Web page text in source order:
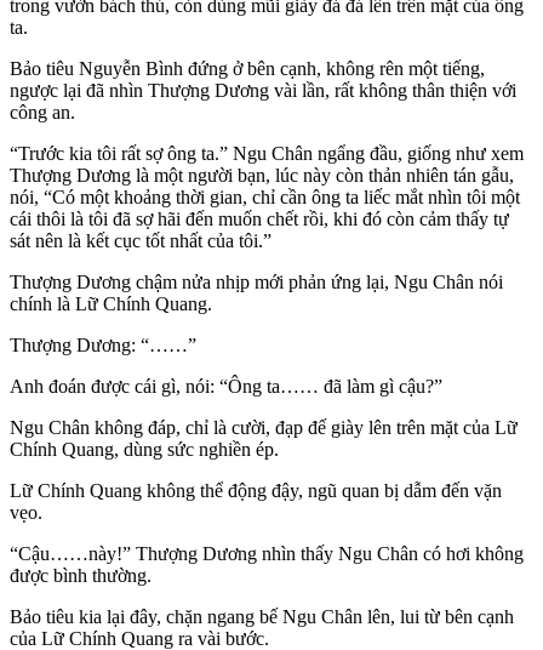
trong vườn bách thú, còn dùng mũi giày đá đá lên trên mặt của ông
ta.
Bảo tiêu Nguyễn Bình đứng ở bên cạnh, không rên một tiếng,
ngược lại đã nhìn Thượng Dương vài lần, rất không thân thiện với
công an.
“Trước kia tôi rất sợ ông ta.” Ngu Chân ngẩng đầu, giống như xem
Thượng Dương là một người bạn, lúc này còn thản nhiên tán gẫu,
nói, “Có một khoảng thời gian, chỉ cần ông ta liếc mắt nhìn tôi một
cái thôi là tôi đã sợ hãi đến muốn chết rồi, khi đó còn cảm thấy tự
sát nên là kết cục tốt nhất của tôi.”
Thượng Dương chậm nửa nhịp mới phản ứng lại, Ngu Chân nói
chính là Lữ Chính Quang.
Thượng Dương: “……”
Anh đoán được cái gì, nói: “Ông ta…… đã làm gì cậu?”
Ngu Chân không đáp, chỉ là cười, đạp đế giày lên trên mặt của Lữ
Chính Quang, dùng sức nghiền ép.
Lữ Chính Quang không thể động đậy, ngũ quan bị dẫm đến vặn
vẹo.
“Cậu……này!” Thượng Dương nhìn thấy Ngu Chân có hơi không
được bình thường.
Bảo tiêu kia lại đây, chặn ngang bế Ngu Chân lên, lui từ bên cạnh
của Lữ Chính Quang ra vài bước.